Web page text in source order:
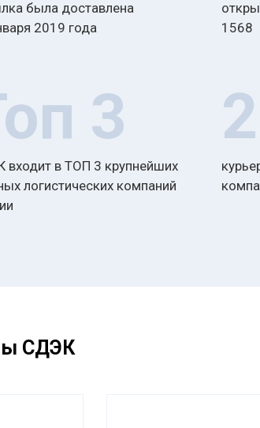
была доставлена
2019 года
1568
3
входит в ТОП 3 крупнейших
логистических компаний
СДЭК